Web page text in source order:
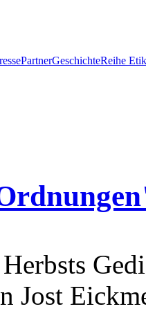
PartnerGeschichteReihe
Jost